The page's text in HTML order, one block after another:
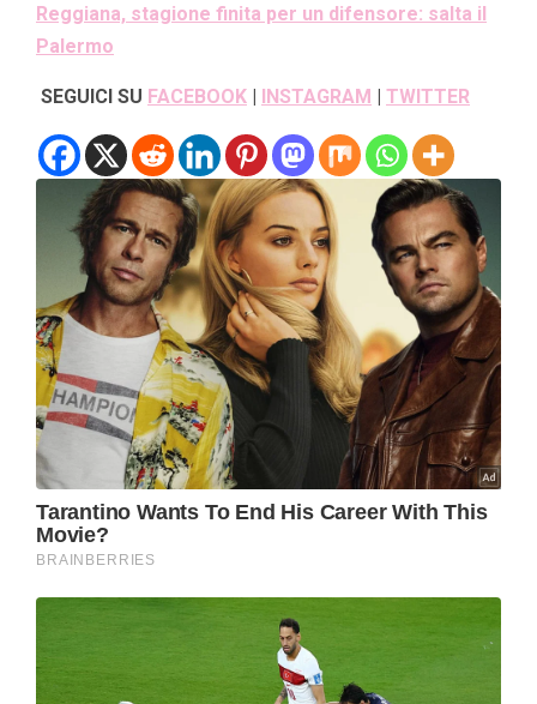
Reggiana, stagione finita per un difensore: salta il
Palermo
SEGUICI SU FACEBOOK | INSTAGRAM | TWITTER